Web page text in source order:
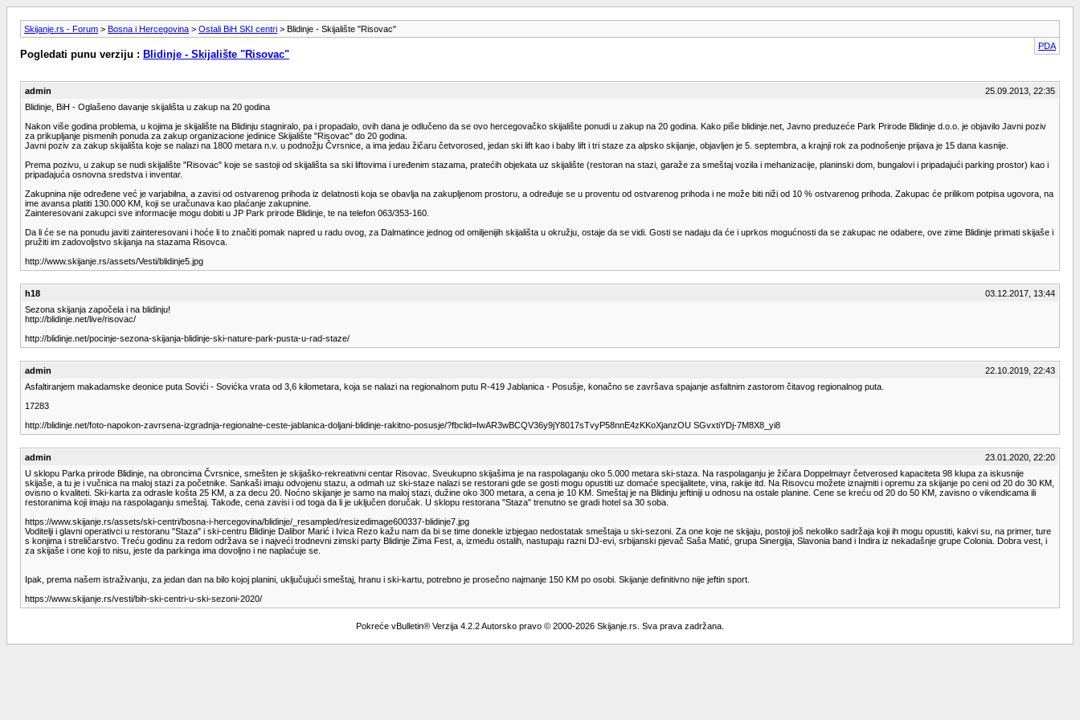
Skijanje.rs - Forum > Bosna i Hercegovina > Ostali BiH SKI centri > Blidinje - Skijalište "Risovac"
PDA
Pogledati punu verziju : Blidinje - Skijalište "Risovac"
admin
25.09.2013, 22:35
Blidinje, BiH - Oglašeno davanje skijališta u zakup na 20 godina
Nakon više godina problema, u kojima je skijalište na Blidinju stagniralo, pa i propadalo, ovih dana je odlučeno da se ovo hercegovačko skijalište ponudi u zakup na 20 godina. Kako piše blidinje.net, Javno preduzeće Park Prirode Blidinje d.o.o. je objavilo Javni poziv
za prikupljanje pismenih ponuda za zakup organizacione jedinice Skijalište "Risovac" do 20 godina.
Javni poziv za zakup skijališta koje se nalazi na 1800 metara n.v. u podnožju Čvrsnice, a ima jedau žičaru četvorosed, jedan ski lift kao i baby lift i tri staze za alpsko skijanje, objavljen je 5. septembra, a krajnji rok za podnošenje prijava je 15 dana kasnije.
Prema pozivu, u zakup se nudi skijalište "Risovac" koje se sastoji od skijališta sa ski liftovima i uređenim stazama, pratećih objekata uz skijalište (restoran na stazi, garaže za smeštaj vozila i mehanizacije, planinski dom, bungalovi i pripadajući parking prostor) kao i
pripadajuća osnovna sredstva i inventar.
Zakupnina nije određene već je varjabilna, a zavisi od ostvarenog prihoda iz delatnosti koja se obavlja na zakupljenom prostoru, a određuje se u proventu od ostvarenog prihoda i ne može biti niži od 10 % ostvarenog prihoda. Zakupac će prilikom potpisa ugovora, na
ime avansa platiti 130.000 KM, koji se uračunava kao plaćanje zakupnine.
Zainteresovani zakupci sve informacije mogu dobiti u JP Park prirode Blidinje, te na telefon 063/353-160.
Da li će se na ponudu javiti zainteresovani i hoće li to značiti pomak napred u radu ovog, za Dalmatince jednog od omiljenijih skijališta u okružju, ostaje da se vidi. Gosti se nadaju da će i uprkos mogućnosti da se zakupac ne odabere, ove zime Blidinje primati skijaše i
pružiti im zadovoljstvo skijanja na stazama Risovca.
http://www.skijanje.rs/assets/Vesti/blidinje5.jpg
h18
03.12.2017, 13:44
Sezona skijanja započela i na blidinju!
http://blidinje.net/live/risovac/
http://blidinje.net/pocinje-sezona-skijanja-blidinje-ski-nature-park-pusta-u-rad-staze/
admin
22.10.2019, 22:43
Asfaltiranjem makadamske deonice puta Sovići - Sovićka vrata od 3,6 kilometara, koja se nalazi na regionalnom putu R-419 Jablanica - Posušje, konačno se završava spajanje asfaltnim zastorom čitavog regionalnog puta.
17283
http://blidinje.net/foto-napokon-zavrsena-izgradnja-regionalne-ceste-jablanica-doljani-blidinje-rakitno-posusje/?fbclid=IwAR3wBCQV36y9jY8017sTvyP58nnE4zKKoXjanzOU SGvxtiYDj-7M8X8_yi8
admin
23.01.2020, 22:20
U sklopu Parka prirode Blidinje, na obroncima Čvrsnice, smešten je skijaško-rekreativni centar Risovac. Sveukupno skijašima je na raspolaganju oko 5.000 metara ski-staza. Na raspolaganju je žičara Doppelmayr četverosed kapaciteta 98 klupa za iskusnije
skijaše, a tu je i vučnica na maloj stazi za početnike. Sankaši imaju odvojenu stazu, a odmah uz ski-staze nalazi se restorani gde se gosti mogu opustiti uz domaće specijalitete, vina, rakije itd. Na Risovcu možete iznajmiti i opremu za skijanje po ceni od 20 do 30 KM,
ovisno o kvaliteti. Ski-karta za odrasle košta 25 KM, a za decu 20. Noćno skijanje je samo na maloj stazi, dužine oko 300 metara, a cena je 10 KM. Smeštaj je na Blidinju jeftiniji u odnosu na ostale planine. Cene se kreću od 20 do 50 KM, zavisno o vikendicama ili
restoranima koji imaju na raspolaganju smeštaj. Takođe, cena zavisi i od toga da li je uključen doručak. U sklopu restorana "Staza" trenutno se gradi hotel sa 30 soba.
https://www.skijanje.rs/assets/ski-centri/bosna-i-hercegovina/blidinje/_resampled/resizedimage600337-blidinje7.jpg
Voditelji i glavni operativci u restoranu "Staza" i ski-centru Blidinje Dalibor Marić i Ivica Rezo kažu nam da bi se time donekle izbjegao nedostatak smeštaja u ski-sezoni. Za one koje ne skijaju, postoji još nekoliko sadržaja koji ih mogu opustiti, kakvi su, na primer, ture
s konjima i streličarstvo. Treću godinu za redom održava se i najveći trodnevni zimski party Blidinje Zima Fest, a, između ostalih, nastupaju razni DJ-evi, srbijanski pjevač Saša Matić, grupa Sinergija, Slavonia band i Indira iz nekadašnje grupe Colonia. Dobra vest, i
za skijaše i one koji to nisu, jeste da parkinga ima dovoljno i ne naplaćuje se.
Ipak, prema našem istraživanju, za jedan dan na bilo kojoj planini, uključujući smeštaj, hranu i ski-kartu, potrebno je prosečno najmanje 150 KM po osobi. Skijanje definitivno nije jeftin sport.
https://www.skijanje.rs/vesti/bih-ski-centri-u-ski-sezoni-2020/
Pokreće vBulletin® Verzija 4.2.2 Autorsko pravo © 2000-2026 Skijanje.rs. Sva prava zadržana.